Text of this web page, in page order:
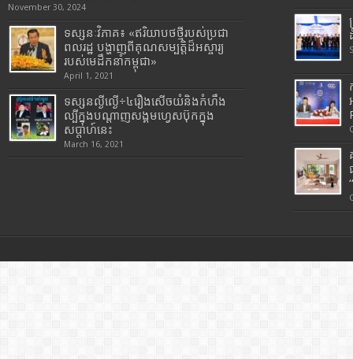
November 30, 2024
ទស្សនៈវិភាគ៖ «ឥរិយាបថថ្មីរបស់ប្រជា
ពលរដ្ឋ បង្ហាញពីគុណសម្បត្តិដ៏អស្ចារ្យ
របស់មេដឹកនាំកម្ពុជា»
April 1, 2021
ទស្សនល្ងីល្ងើ÷៤រឿងសើចយំនិងកំហឹង
ល្បីក្នុងបណ្តាញសង្គមហ្វេសប៊ុកក្នុង
សប្តាហ៍នេះ
March 16, 2021